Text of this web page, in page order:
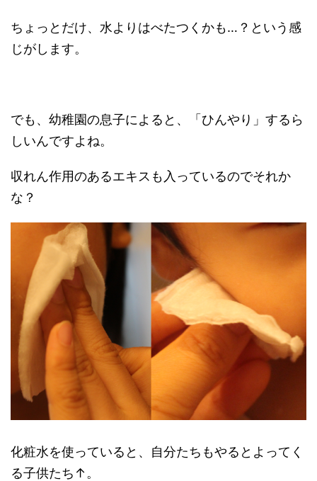
ちょっとだけ、水よりはべたつくかも…？という感
じがします。
でも、幼稚園の息子によると、「ひんやり」するら
しいんですよね。
収れん作用のあるエキスも入っているのでそれか
な？
化粧水を使っていると、自分たちもやるとよってく
る子供たち↑。